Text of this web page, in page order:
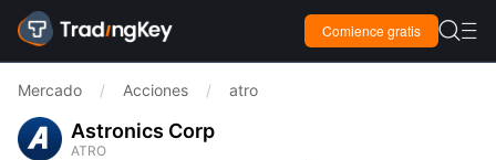
Comience gratis  
Mercado / Acciones / atro
Astronics Corp
ATRO